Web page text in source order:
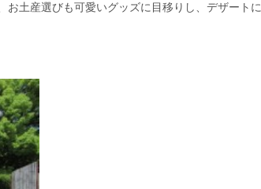
土産選びも可愛いグッズに目移りし、デザート